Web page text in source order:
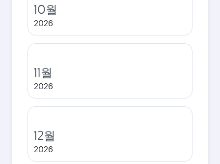
10월
2026
11월
2026
12월
2026